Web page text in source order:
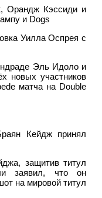
Орандж Кэссиди и
и Dogs
Уилла Оспрея с
Эль Идоло и
новых участников
матча на Double
Кейдж принял
защитив титул
заявил, что он
на мировой титул